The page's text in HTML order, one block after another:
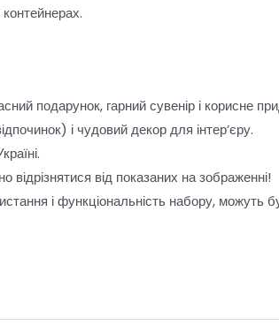
подарунок, гарний сувенір і корисне
і чудовий декор для інтер’єру.
відрізнятися від показаних на зображенні!
і функціональність набору, можуть